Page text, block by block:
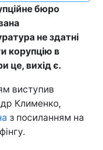
бюро
не здатні
корупцію в
це, вихід є.
виступив
Клименко,
з посиланням на